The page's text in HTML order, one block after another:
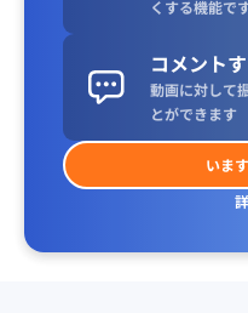
くする機能で
コメント
動画に対して
とができます
いま